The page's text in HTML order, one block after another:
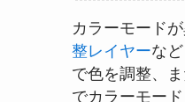
カラーモード
整レイヤーな
で色を調整、
でカラーモー